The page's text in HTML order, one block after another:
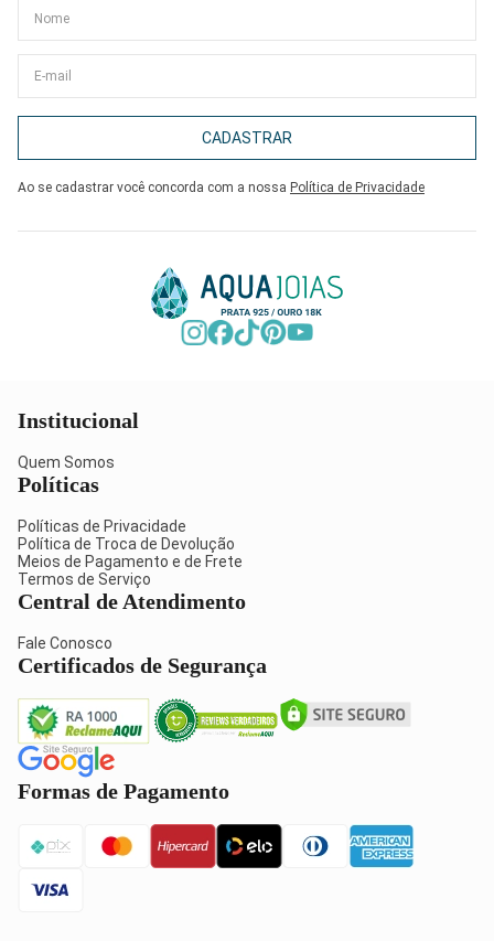
CADASTRAR
Ao se cadastrar você concorda com a nossa Política de Privacidade
Institucional
Quem Somos
Políticas
Políticas de Privacidade
Política de Troca de Devolução
Meios de Pagamento e de Frete
Termos de Serviço
Central de Atendimento
Fale Conosco
Certificados de Segurança
Formas de Pagamento